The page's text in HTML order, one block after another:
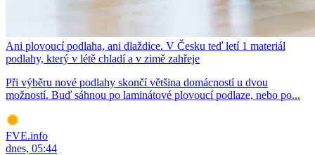
Ani plovoucí podlaha, ani dlaždice. V Česku teď letí 1 materiál
podlahy, který v létě chladí a v zimě zahřeje
Při výběru nové podlahy skončí většina domácností u dvou
možností. Buď sáhnou po laminátové plovoucí podlaze, nebo po...
FVE.info
dnes, 05:44